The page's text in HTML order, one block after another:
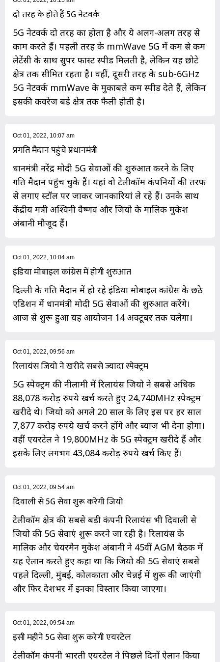
दो तरह के होते हैं 5G नेटवर्क
5G नेटवर्क दो तरह का होता है और ये अलग-अलग तरह से
काम करते हैं। पहली तरह के mmWave 5G में कम से कम
लेटेंसी के साथ सुपर फास्ट स्पीड मिलती है, लेकिन यह छोटे
क्षेत्र तक सीमित रहता है। वहीं, दूसरी तरह के sub-6GHz
5G नेटवर्क mmWave के मुकाबले कम स्पीड देते हैं, लेकिन
इसकी कवरेज बड़े क्षेत्र तक फैली होती है।
Oct 01, 2022, 10:07 am
प्रगति मैदान पहुंचे प्रधानमंत्री
प्रधानमंत्री नरेंद्र मोदी 5G सेवाओं की शुरुआत करने के लिए
प्रगति मैदान पहुंच चुके हैं। यहां वो टेलीकॉम कंपनियों की तरफ
से लगाए स्टॉल पर जाकर जानकारियां ले रहे हैं। उनके साथ
केंद्रीय मंत्री अश्विनी वैष्णव और जियो के मालिक मुकेश
अंबानी मौजूद हैं।
Oct 01, 2022, 10:04 am
इंडिया मोबाइल कांग्रेस में होगी शुरुआत
दिल्ली के प्रगति मैदान में हो रहे इंडिया मोबाइल कांग्रेस के छठे
एडिशन में प्रधानमंत्री मोदी 5G सेवाओं की शुरुआत करेंगे।
आज से शुरू हुआ यह आयोजन 14 अक्टूबर तक चलेगा।
Oct 01, 2022, 09:56 am
रिलायंस जियो ने खरीदे सबसे ज्यादा स्पेक्ट्रम
5G स्पेक्ट्रम की नीलामी में रिलायंस जियो ने सबसे अधिक
88,078 करोड़ रुपये खर्च करते हुए 24,740MHz स्पेक्ट्रम
खरीदे थे। जियो को अगले 20 साल के लिए इस पर हर साल
7,877 करोड़ रुपये खर्च करने होंगे और ब्याज भी देना होगा।
वहीं एयरटेल ने 19,800MHz के 5G स्पेक्ट्रम खरीदे हैं और
इसके लिए लगभग 43,084 करोड़ रुपये खर्च किए हैं।
Oct 01, 2022, 09:54 am
दिवाली से 5G सेवा शुरू करेगी जियो
टेलीकॉम क्षेत्र की सबसे बड़ी कंपनी रिलायंस भी दिवाली से
जियो की 5G सेवाएं शुरू करने जा रही है। रिलायंस के
मालिक और चेयरमैन मुकेश अंबानी ने 45वीं AGM बैठक में
यह ऐलान करते हुए कहा था कि जियो की 5G सेवाएं सबसे
पहले दिल्ली, मुंबई, कोलकाता और चेन्नई में शुरू की जाएंगी
और फिर देशभर में इनका विस्तार किया जाएगा।
Oct 01, 2022, 09:54 am
इसी महीने 5G सेवा शुरू करेगी एयरटेल
टेलीकॉम कंपनी भारती एयरटेल ने पिछले दिनों ऐलान किया